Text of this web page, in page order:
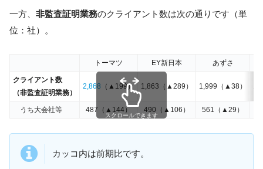
一方、 非監査証明業務のクライアント数は次の通りです（単
位：社）。
トーマツ EY新日本 あずさ
クライアント数
（非監査証明業務）
2,868 （▲199） 1,863（▲289） 1,999（▲38）
うち大会社等 487（▲144） 490（▲106） 561（▲29）
スクロールできます
カッコ内は前期比です。